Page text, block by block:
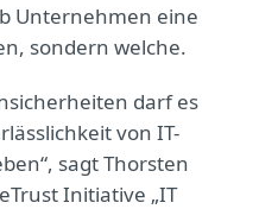
Unternehmen eine
sondern welche.
darf es
von IT-
sagt Thorsten
Initiative „IT